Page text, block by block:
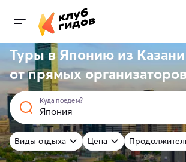
Туры в Японию из Казани
отпрямыхорганизаторов
Куда поедем?
Виды отдыха Цена